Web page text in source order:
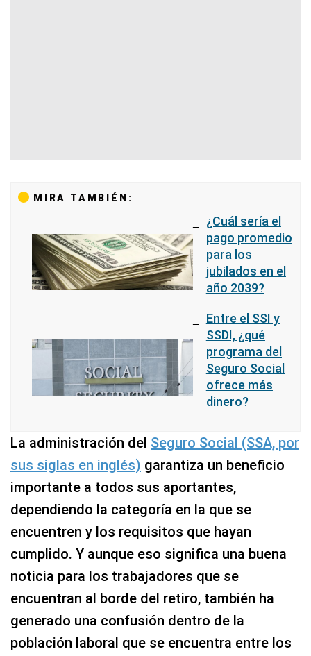
MIRA TAMBIÉN:
¿Cuál sería el
pago promedio
para los
jubilados en el
año 2039?
Entre el SSI y
SSDI, ¿qué
programa del
Seguro Social
ofrece más
dinero?
La administración del Seguro Social (SSA, por
sus siglas en inglés) garantiza un beneficio
importante a todos sus aportantes,
dependiendo la categoría en la que se
encuentren y los requisitos que hayan
cumplido. Y aunque eso significa una buena
noticia para los trabajadores que se
encuentran al borde del retiro, también ha
generado una confusión dentro de la
población laboral que se encuentra entre los